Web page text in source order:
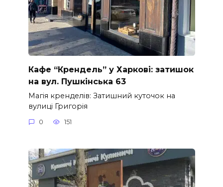
Кафе “Крендель” у Харкові: затишок
на вул. Пушкінська 63
Магія кренделів: Затишний куточок на
вулиці Григорія
0 151